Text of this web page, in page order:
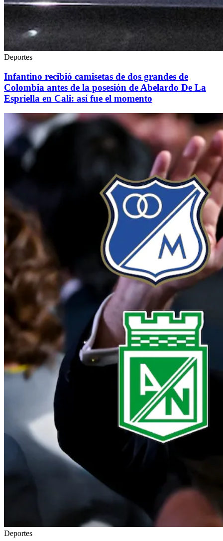
Deportes
Infantino recibió camisetas de dos grandes de
Colombia antes de la posesión de Abelardo De La
Espriella en Cali: así fue el momento
Deportes